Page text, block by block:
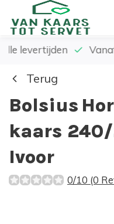
levertijden
Terug
Bolsius
kaars 240/
Ivoor
0/10 (0